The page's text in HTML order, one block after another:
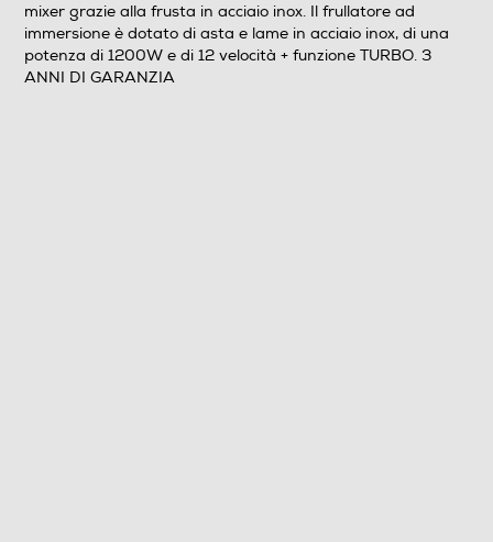
Capacità-l
0,6
mixer grazie alla frusta in acciaio inox. Il frullatore ad
immersione è dotato di asta e lame in acciaio inox, di una
potenza di 1200W e di 12 velocità + funzione TURBO. 3
ANNI DI GARANZIA